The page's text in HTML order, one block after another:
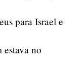
para Israel e
no